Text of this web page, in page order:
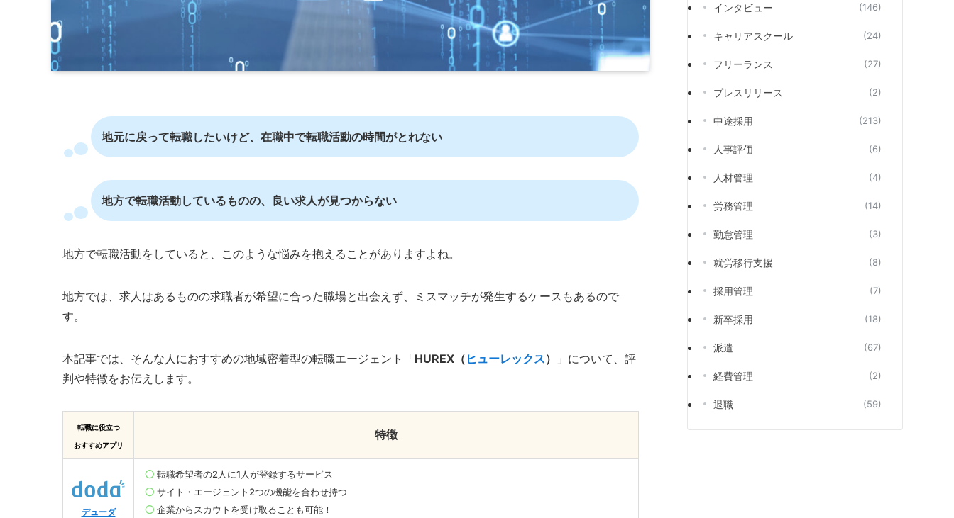
地元に戻って転職したいけど、在職中で転職活動の時間がとれない
地方で転職活動しているものの、良い求人が見つからない
地方で転職活動をしていると、このような悩みを抱えることがありますよね。
地方では、求人はあるものの求職者が希望に合った職場と出会えず、ミスマッチが発生するケースもあるので
す。
本記事では、そんな人におすすめの地域密着型の転職エージェント「HUREX（ ヒューレックス）
」について、評
判や特徴をお伝えします。
転職に役立つ
おすすめアプリ
特徴
デューダ
転職希望者の2人に1人が登録するサービス
サイト・エージェント2つの機能を合わせ持つ
企業からスカウトを受け取ることも可能！
インタビュー (146)
キャリアスクール (24)
フリーランス (27)
プレスリリース (2)
中途採用 (213)
人事評価 (6)
人材管理 (4)
労務管理 (14)
勤怠管理 (3)
就労移行支援 (8)
採用管理 (7)
新卒採用 (18)
派遣 (67)
経費管理 (2)
退職 (59)